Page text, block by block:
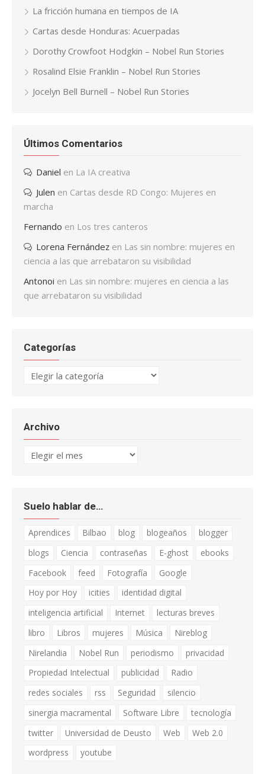
La fricción humana en tiempos de IA
Cartas desde Honduras: Acuerpadas
Dorothy Crowfoot Hodgkin – Nobel Run Stories
Rosalind Elsie Franklin – Nobel Run Stories
Jocelyn Bell Burnell – Nobel Run Stories
Últimos Comentarios
Daniel en La IA creativa
Julen en Cartas desde RD Congo: Mujeres en
marcha
Fernando en Los tres canteros
Lorena Fernández en Las sin nombre: mujeres en
ciencia a las que arrebataron su visibilidad
Antonoi en Las sin nombre: mujeres en ciencia a las
que arrebataron su visibilidad
Categorías
Categorías
Archivo
Archivo
Suelo hablar de…
Aprendices Bilbao blog blogeaños
blogger
blogs
Ciencia contraseñas E-ghost
ebooks
Facebook
feed Fotografía
Google
Hoy por Hoy
icities
identidad digital
inteligencia artificial
Internet
lecturas breves
libro
Libros mujeres Música
Nireblog
Nirelandia
Nobel Run periodismo
privacidad
Propiedad Intelectual
publicidad
Radio
redes sociales
rss Seguridad
silencio
sinergia macramental
Software Libre
tecnología
twitter
Universidad de Deusto Web
Web 2.0
wordpress
youtube